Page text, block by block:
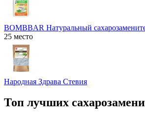
BOMBBAR Натуральный
25 место
Народная Здрава Стевия
Топ лучших